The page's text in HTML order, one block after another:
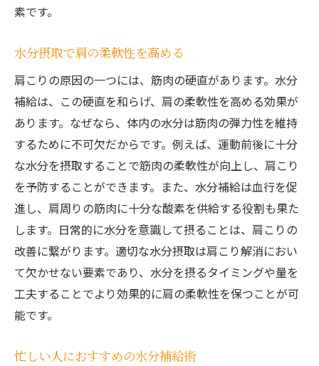
素です。
水分摂取で肩の柔軟性を高める
肩こりの原因の一つには、筋肉の硬直があります。水分
補給は、この硬直を和らげ、肩の柔軟性を高める効果が
あります。なぜなら、体内の水分は筋肉の弾力性を維持
するために不可欠だからです。例えば、運動前後に十分
な水分を摂取することで筋肉の柔軟性が向上し、肩こり
を予防することができます。また、水分補給は血行を促
進し、肩周りの筋肉に十分な酸素を供給する役割も果た
します。日常的に水分を意識して摂ることは、肩こりの
改善に繋がります。適切な水分摂取は肩こり解消におい
て欠かせない要素であり、水分を摂るタイミングや量を
工夫することでより効果的に肩の柔軟性を保つことが可
能です。
忙しい人におすすめの水分補給術